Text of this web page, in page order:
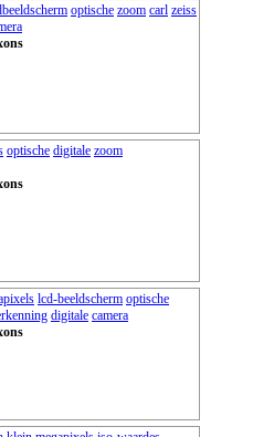
optische zoom carl zeiss
optische digitale zoom
lcd-beeldscherm optische
digitale camera